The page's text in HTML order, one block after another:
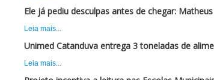
Ele já pediu desculpas antes de chegar:
Leia mais...
Unimed Catanduva entrega 3 toneladas de
Leia mais...